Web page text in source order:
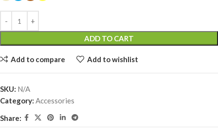
ADD TO CART
Add to compare Add to wishlist
SKU: N/A
Category: Accessories
Share: